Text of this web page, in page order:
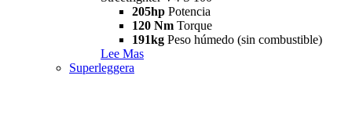
205hp Potencia
120 Nm Torque
191kg Peso húmedo (sin combustible)
Lee Mas
Superleggera